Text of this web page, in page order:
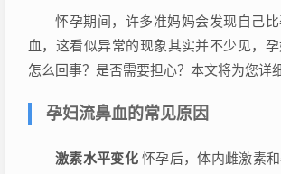
怀孕期间，许多准妈妈会发现自己
血，这看似异常的现象其实并不少见，
怎么回事？是否需要担心？本文将为您详
孕妇流鼻血的常见原因
激素水平变化怀孕后，体内雌激素